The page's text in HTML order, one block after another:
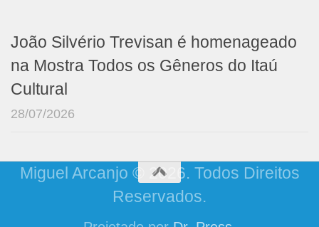
João Silvério Trevisan é homenageado
na Mostra Todos os Gêneros do Itaú
Cultural
28/07/2026
Miguel Arcanjo © 2026. Todos Direitos
Reservados.